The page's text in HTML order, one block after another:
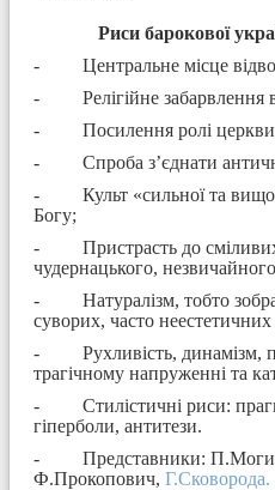
Риси барокової
- Центральне місце
- Релігійне забарвлення
- Посилення ролі церкви
- Спроба з’єднати
- Культ «сильної та
Богу;
- Пристрасть до сміливих
чудернацького,
- Натуралізм, тобто
суворих, часто неестетичних
- Рухливість, динамізм,
трагічному напруженні та
- Стилістичні риси:
гіперболи, антитези.
- Представники:
Ф.Прокопович, Г.Сковорода.